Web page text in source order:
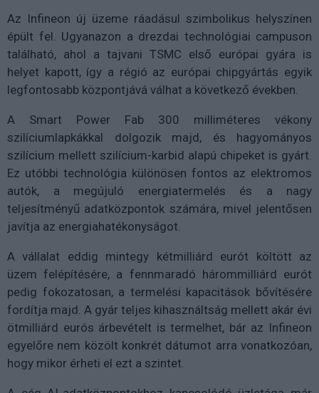
Az Infineon új üzeme ráadásul szimbolikus helyszínen
épült fel. Ugyanazon a drezdai technológiai campuson
található, ahol a tajvani TSMC első európai gyára is
helyet kapott, így a régió az európai chipgyártás egyik
legfontosabb központjává válhat a következő években.
A Smart Power Fab 300 milliméteres vékony
szilíciumlapkákkal dolgozik majd, és hagyományos
szilícium mellett szilícium-karbid alapú chipeket is gyárt.
Ez utóbbi technológia különösen fontos az elektromos
autók, a megújuló energiatermelés és a nagy
teljesítményű adatközpontok számára, mivel jelentősen
javítja az energiahatékonyságot.
A vállalat eddig mintegy kétmilliárd eurót költött az
üzem felépítésére, a fennmaradó hárommilliárd eurót
pedig fokozatosan, a termelési kapacitások bővítésére
fordítja majd. A gyár teljes kihasználtság mellett akár évi
ötmilliárd eurós árbevételt is termelhet, bár az Infineon
egyelőre nem közölt konkrét dátumot arra vonatkozóan,
hogy mikor érheti el ezt a szintet.